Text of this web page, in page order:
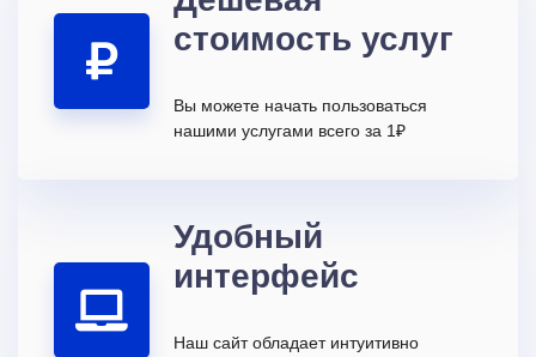
стоимость услуг
Вы можете начать пользоваться
нашими услугами всего за 1₽
Удобный
интерфейс
Наш сайт обладает интуитивно